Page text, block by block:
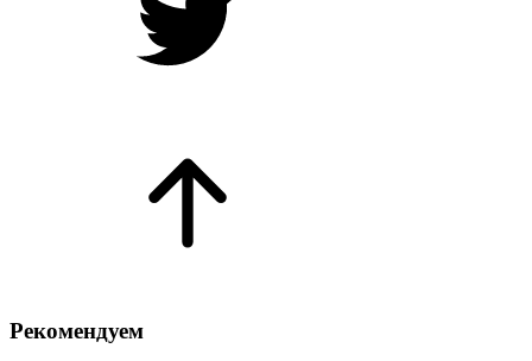
Рекомендуем